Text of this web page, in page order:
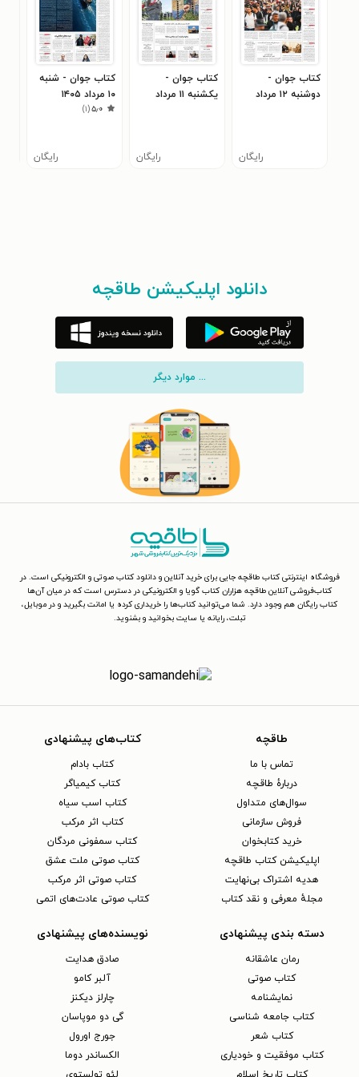
کتاب جوان -
دوشنبه ۱۲ مرداد
رایگان
کتاب جوان -
يکشنبه ۱۱ مرداد
رایگان
کتاب جوان - شنبه
۱۰ مرداد ۱۴۰۵
۵٫۰(۱)
رایگان
دانلود اپلیکیشن طاقچه
... موارد دیگر
فروشگاه اینترنتی کتاب طاقچه جایی برای خرید آنلاین و دانلود کتاب صوتی و الکترونیکی است. در
کتاب‌فروشی آنلاین طاقچه هزاران کتاب گویا و الکترونیکی در دسترس است که در میان آن‌ها
کتاب رایگان هم وجود دارد. شما می‌توانید کتاب‌ها را خریداری کرده یا امانت بگیرید و در موبایل،
تبلت، رایانه یا سایت بخوانید و بشنوید.
طاقچه
تماس با ما
دربارهٔ طاقچه
سوال‌های متداول
فروش سازمانی
خرید کتابخوان
اپلیکیشن کتاب طاقچه
هدیه اشتراک بی‌نهایت
مجلهٔ معرفی و نقد کتاب
کتاب‌های پیشنهادی
کتاب بادام
کتاب کیمیاگر
کتاب اسب سیاه
کتاب اثر مرکب
کتاب سمفونی مردگان
کتاب صوتی ملت عشق
کتاب صوتی اثر مرکب
کتاب صوتی عادت‌های اتمی
دسته بندی پیشنهادی
رمان عاشقانه
کتاب‌ صوتی
نمایشنامه
کتاب جامعه شناسی
کتاب شعر
کتاب موفقیت و خودیاری
نویسنده‌های پیشنهادی
صادق هدایت
آلبر کامو
چارلز دیکنز
گی دو موپاسان
جورج اورول
الکساندر دوما